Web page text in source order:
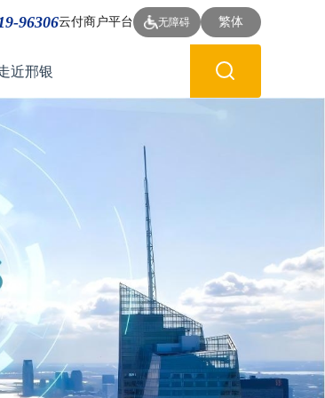
96306云付商户平台 无障碍 繁体
近邢银